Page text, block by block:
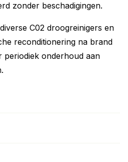
zonder beschadigingen.
C02 droogreinigers en
reconditionering na brand
onderhoud aan